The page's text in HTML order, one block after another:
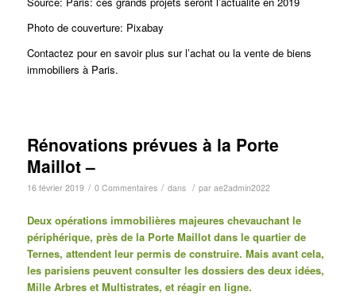
Photo de couverture: Pixabay
Contactez pour en savoir plus sur l’achat ou la vente de biens
immobiliers à Paris.
Rénovations prévues à la Porte
Maillot –
16 février 2019 / 0 Commentaires / dans / par ae2admin2022
Deux opérations immobilières majeures chevauchant le
périphérique, près de la Porte Maillot dans le quartier de
Ternes, attendent leur permis de construire. Mais avant cela,
les parisiens peuvent consulter les dossiers des deux idées,
Mille Arbreset Multistrates, et réagir en ligne.